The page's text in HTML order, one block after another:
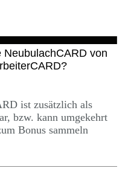
von
ist zusätzlich als
bzw. kann umgekehrt
Bonus sammeln